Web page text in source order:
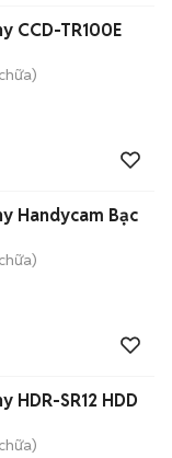
CCD-TR100E
Handycam Bạc
HDR-SR12 HDD